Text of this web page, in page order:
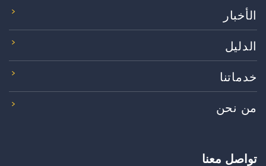
الأخبار
الدليل
خدماتنا
من نحن
تواصل معنا